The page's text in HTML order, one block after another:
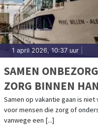
1 april 2026, 10:37 uur
SAMEN
ZORG BINNEN
Samen op vakantie gaan is
voor mensen die zorg of
vanwege een [...]